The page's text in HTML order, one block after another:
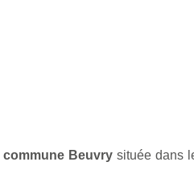
commune Beuvrysituée dans